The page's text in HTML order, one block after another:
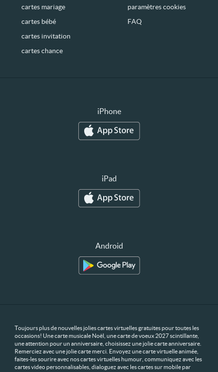
cartes mariage
cartes bébé
cartes invitation
cartes chance
paramètres cookies
FAQ
iPhone
iPad
Android
Toujours plus de nouvelles jolies cartes virtuelles gratuites pour toutes les
occasions! Une carte musicale Noël, une carte de voeux 2027 scintillante,
une attention pour un anniversaire, choisissez une jolie carte anniversaire.
Remerciez avec une jolie carte merci. Envoyez une carte virtuelle animée,
faites-les sourire avec nos cartes virtuelles humour, communiquez avec les
cartes video personnalisables, dialoguez avec les cartes sur mobile par